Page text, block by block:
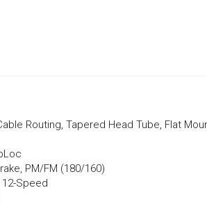
Routing, Tapered Head Tube, Flat
PM/FM (180/160)
12-Speed